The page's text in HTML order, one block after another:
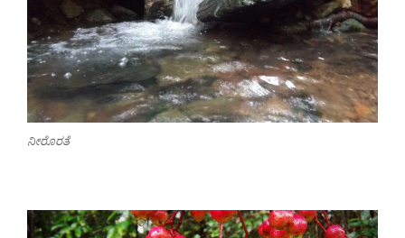
ನೀರೊರತೆ